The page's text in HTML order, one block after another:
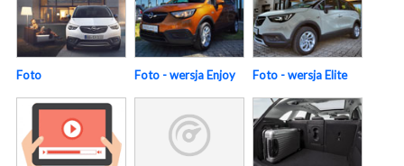
Foto Foto - wersja Enjoy Foto - wersja Elite